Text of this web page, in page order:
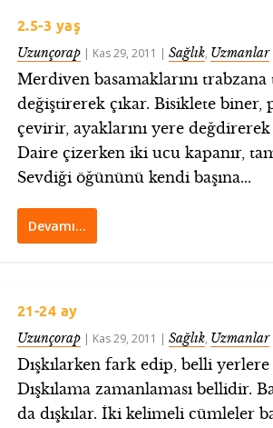
2.5-3 yaş
Uzunçorap| Kas 29, 2011 | Sağlık, Uzmanlar
Merdiven basamaklarını
değiştirerek çıkar. Bisiklete biner,
çevirir, ayaklarını yere
Daire çizerken iki ucu kapanır,
Sevdiği öğününü kendi başına...
Devamı…
21-24 ay
Uzunçorap| Kas 29, 2011 | Sağlık, Uzmanlar
Dışkılarken fark edip, belli
Dışkılama zamanlaması bellidir.
da dışkılar. İki kelimeli cümleler